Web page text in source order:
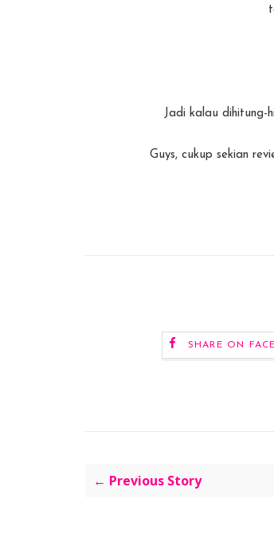
Jadi kalau dihitung-
Guys, cukup sekian
SHARE ON
← Previous Story